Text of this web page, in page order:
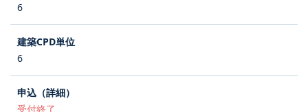
6
6
受付終了